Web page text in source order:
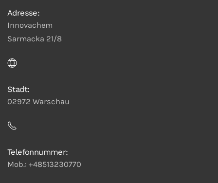
Adresse:
Innovachem
Sarmacka 21/8
Stadt:
02972 Warschau
Telefonnummer:
Mob.: +48513230770